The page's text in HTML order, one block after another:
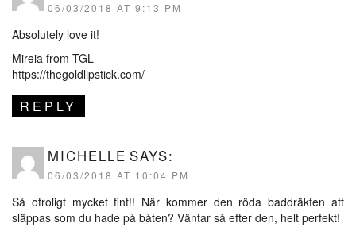
06/03/2018 AT 9:13 PM
Absolutely love it!
Mireia from TGL
https://thegoldlipstick.com/
REPLY
MICHELLE SAYS:
06/03/2018 AT 10:04 PM
Så otroligt mycket fint!! När kommer den röda baddräkten att
släppas som du hade på båten? Väntar så efter den, helt perfekt!